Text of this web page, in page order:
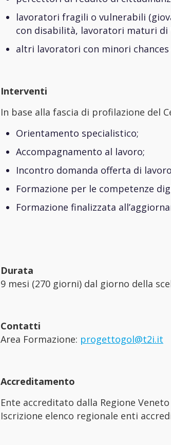
lavoratori fragili o vulnerabili
con disabilità, lavoratori maturi di
altri lavoratori con minori
Interventi
In base alla fascia di profilazione del
Orientamento specialistico;
Accompagnamento al lavoro;
Incontro domanda offerta di lavoro
Formazione per le competenze
Formazione finalizzata
Durata
9 mesi (270 giorni) dal giorno della
Contatti
Area Formazione: progettogol@t2i.it
Accreditamento
Ente accreditato dalla Regione
Iscrizione elenco regionale enti